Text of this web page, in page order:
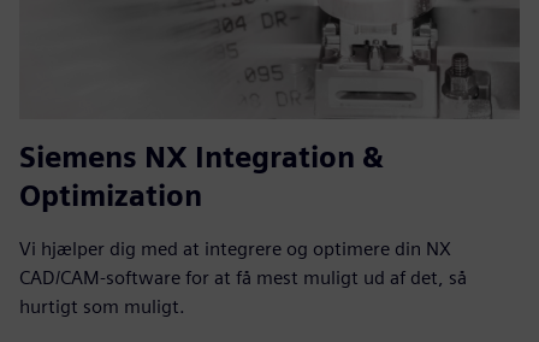
Siemens NX Integration &
Optimization
Vi hjælper dig med at integrere og optimere din NX
CAD/CAM-software for at få mest muligt ud af det, så
hurtigt som muligt.